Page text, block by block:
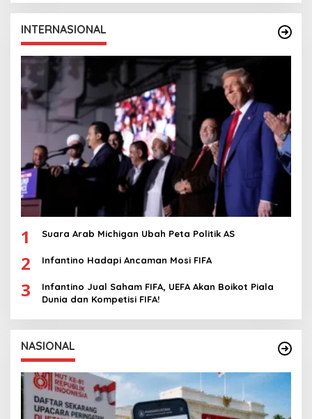
INTERNASIONAL
1 Suara Arab Michigan Ubah Peta Politik AS
2 Infantino Hadapi Ancaman Mosi FIFA
3
Infantino Jual Saham FIFA, UEFA Akan Boikot Piala
Dunia dan Kompetisi FIFA!
NASIONAL